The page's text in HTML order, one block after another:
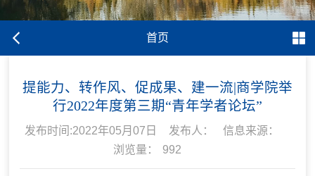
首页
提能力、转作风、促成果、建一流|商学院举
行2022年度第三期“青年学者论坛”
发布时间:2022年05月07日 发布人：
信息来源：
浏览量：
992